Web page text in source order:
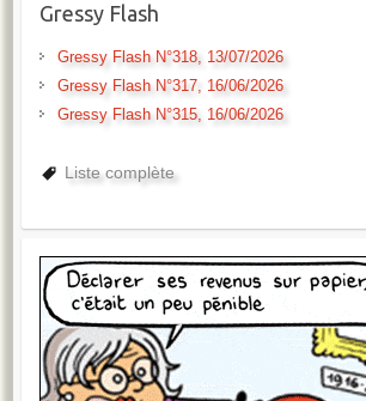
Gressy Flash
Gressy Flash N°318, 13/07/2026
Gressy Flash N°317, 16/06/2026
Gressy Flash N°315, 16/06/2026
Liste complète